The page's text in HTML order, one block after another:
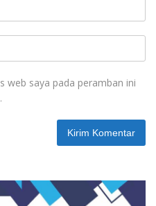
web saya pada peramban ini